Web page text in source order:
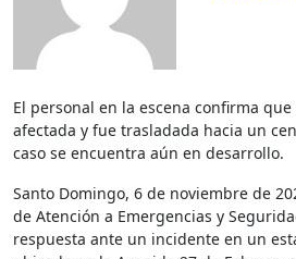
El personal en la escena confirma que una persona resultó
afectada y fue trasladada hacia un
caso se encuentra aún en desarrollo.
Santo Domingo, 6 de noviembre de
de Atención a Emergencias y
respuesta ante un incidente en un